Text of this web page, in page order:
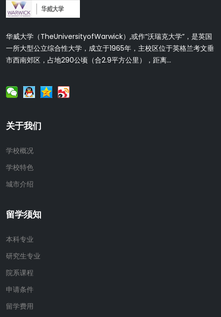
华威大学（TheUniversityofWarwick）,或作“沃瑞克大学”，是英国
一所大型公立综合性大学，成立于1965年，主校区位于英格兰考文垂
市西南郊区，占地290公顷（合2.9平方公里），距离...
关于我们
学校概况
学校特色
城市介绍
留学须知
本科专业
研究生专业
院系课程
申请条件
留学费用